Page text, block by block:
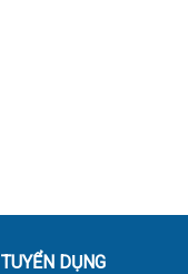
TUYỂN DỤNG